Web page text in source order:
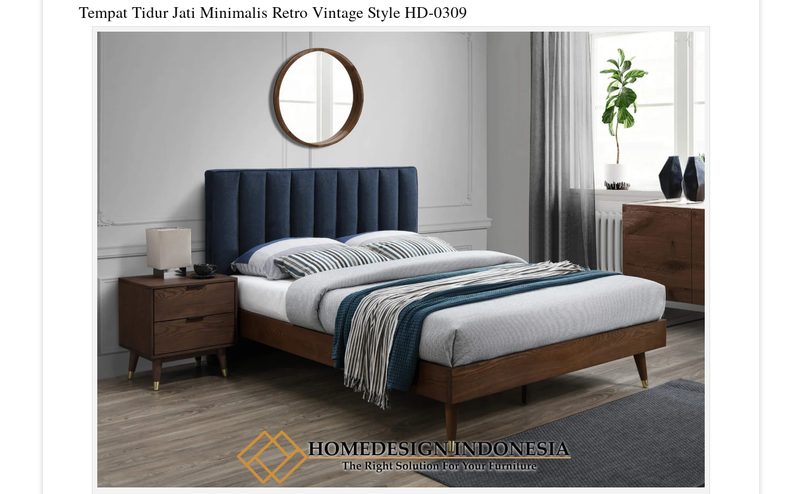
Tempat Tidur Jati Minimalis Retro Vintage Style HD-0309